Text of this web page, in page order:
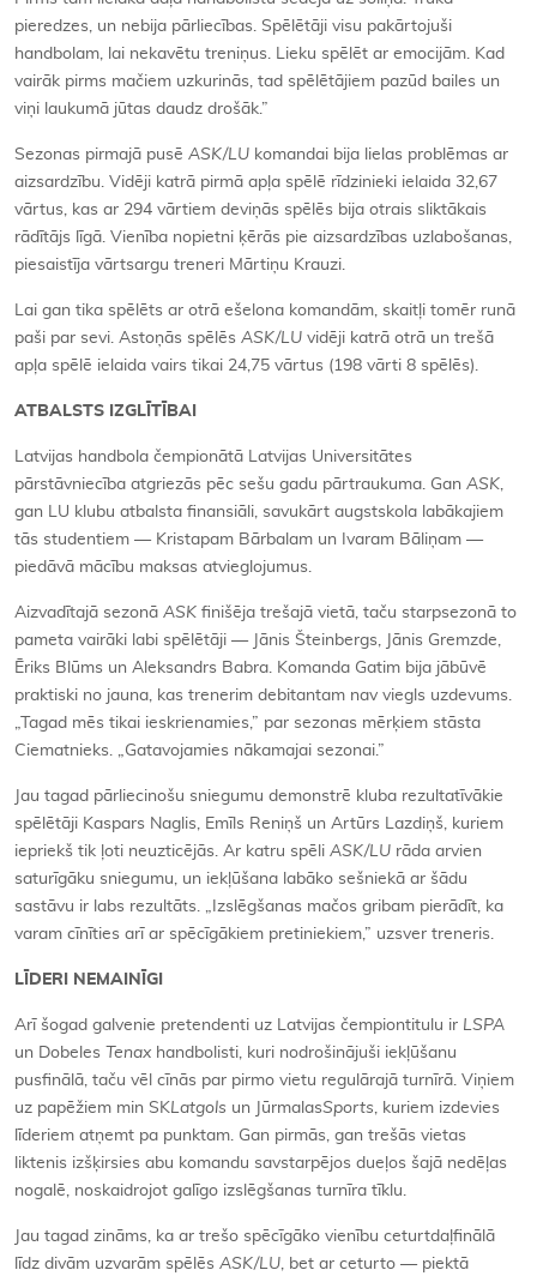
pieredzes, un nebija pārliecības. Spēlētāji visu pakārtojuši
handbolam, lai nekavētu treniņus. Lieku spēlēt ar emocijām. Kad
vairāk pirms mačiem uzkurinās, tad spēlētājiem pazūd bailes un
viņi laukumā jūtas daudz drošāk.”
Sezonas pirmajā pusē ASK/LU komandai bija lielas problēmas ar
aizsardzību. Vidēji katrā pirmā apļa spēlē rīdzinieki ielaida 32,67
vārtus, kas ar 294 vārtiem deviņās spēlēs bija otrais sliktākais
rādītājs līgā. Vienība nopietni ķērās pie aizsardzības uzlabošanas,
piesaistīja vārtsargu treneri Mārtiņu Krauzi.
Lai gan tika spēlēts ar otrā ešelona komandām, skaitļi tomēr runā
paši par sevi. Astoņās spēlēs ASK/LU vidēji katrā otrā un trešā
apļa spēlē ielaida vairs tikai 24,75 vārtus (198 vārti 8 spēlēs).
ATBALSTS IZGLĪTĪBAI
Latvijas handbola čempionātā Latvijas Universitātes
pārstāvniecība atgriezās pēc sešu gadu pārtraukuma. Gan ASK,
gan LU klubu atbalsta finansiāli, savukārt augstskola labākajiem
tās studentiem — Kristapam Bārbalam un Ivaram Bāliņam —
piedāvā mācību maksas atvieglojumus.
Aizvadītajā sezonā ASK finišēja trešajā vietā, taču starpsezonā to
pameta vairāki labi spēlētāji — Jānis Šteinbergs, Jānis Gremzde,
Ēriks Blūms un Aleksandrs Babra. Komanda Gatim bija jābūvē
praktiski no jauna, kas trenerim debitantam nav viegls uzdevums.
„Tagad mēs tikai ieskrienamies,” par sezonas mērķiem stāsta
Ciematnieks. „Gatavojamies nākamajai sezonai.”
Jau tagad pārliecinošu sniegumu demonstrē kluba rezultatīvākie
spēlētāji Kaspars Naglis, Emīls Reniņš un Artūrs Lazdiņš, kuriem
iepriekš tik ļoti neuzticējās. Ar katru spēli ASK/LU rāda arvien
saturīgāku sniegumu, un iekļūšana labāko sešniekā ar šādu
sastāvu ir labs rezultāts. „Izslēgšanas mačos gribam pierādīt, ka
varam cīnīties arī ar spēcīgākiem pretiniekiem,” uzsver treneris.
LĪDERI NEMAINĪGI
Arī šogad galvenie pretendenti uz Latvijas čempiontitulu ir LSPA
un Dobeles Tenax handbolisti, kuri nodrošinājuši iekļūšanu
pusfinālā, taču vēl cīnās par pirmo vietu regulārajā turnīrā. Viņiem
uz papēžiem min SKLatgols un JūrmalasSports, kuriem izdevies
līderiem atņemt pa punktam. Gan pirmās, gan trešās vietas
liktenis izšķirsies abu komandu savstarpējos dueļos šajā nedēļas
nogalē, noskaidrojot galīgo izslēgšanas turnīra tīklu.
Jau tagad zināms, ka ar trešo spēcīgāko vienību ceturtdaļfinālā
līdz divām uzvarām spēlēs ASK/LU, bet ar ceturto — piektā